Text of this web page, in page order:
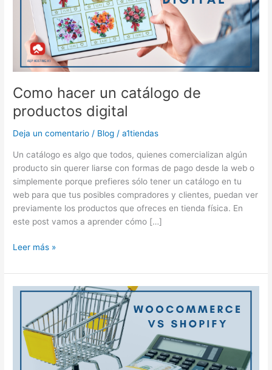
Como hacer un catálogo de
productos digital
Deja un comentario / Blog /a1tiendas
Un catálogo es algo que todos, quienes comercializan algún
producto sin querer liarse con formas de pago desde la web o
simplemente porque prefieres sólo tener un catálogo en tu
web para que tus posibles compradores y clientes, puedan ver
previamente los productos que ofreces en tienda física. En
este post vamos a aprender cómo […]
productos
digital
Leer más »
Woocommerce
Shopify